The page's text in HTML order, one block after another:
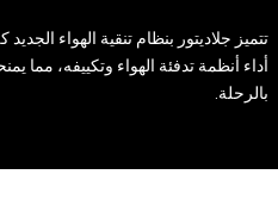
تتميز جلاديتور بنظام تنقية الهواء
أداء أنظمة تدفئة الهواء وتكييفه، مما
بالرحلة.